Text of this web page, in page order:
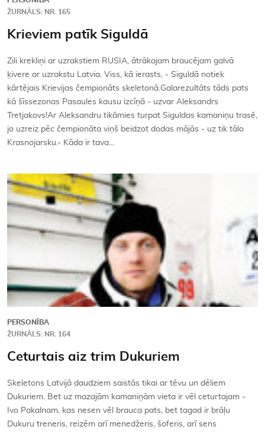
ŽURNĀLS: NR. 165
Krieviem patīk Siguldā
Zili krekliņi ar uzrakstiem RUSIA, ātrākajam braucējam galvā
ķivere ar uzrakstu Latvia. Viss, kā ierasts, - Siguldā notiek
kārtējais Krievijas čempionāts skeletonā.Galarezultāts tāds pats
kā šīssezonas Pasaules kausu izcīņā - uzvar Aleksandrs
Tretjakovs!Ar Aleksandru tikāmies turpat Siguldas kamaniņu trasē,
jo uzreiz pēc čempionāta viņš beidzot dodas mājās - uz tik tālo
Krasnojarsku.- Kāda ir tava…
PERSONĪBA
ŽURNĀLS: NR. 164
Ceturtais aiz trim Dukuriem
Skeletons Latvijā daudziem saistās tikai ar tēvu un dēliem
Dukuriem. Bet uz mazajām kamaniņām vieta ir vēl ceturtajam -
Ivo Pakalnam, kas nesen vēl brauca pats, bet tagad ir brāļu
Dukuru treneris, reizēm arī menedžeris, šoferis, arī sens